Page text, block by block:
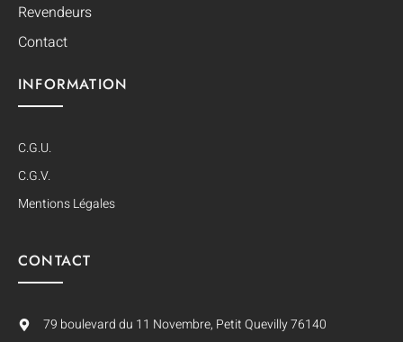
Revendeurs
Contact
INFORMATION
C.G.U.
C.G.V.
Mentions Légales
CONTACT
79 boulevard du 11 Novembre, Petit Quevilly 76140